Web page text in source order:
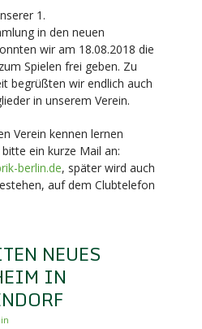
1.
in den neuen
wir am 18.08.2018 die
Spielen frei geben. Zu
begrüßten wir endlich auch
in unserem Verein.
Verein kennen lernen
ein kurze Mail an:
berlin.de, später wird auch
auf dem Clubtelefon
NEUES
IN